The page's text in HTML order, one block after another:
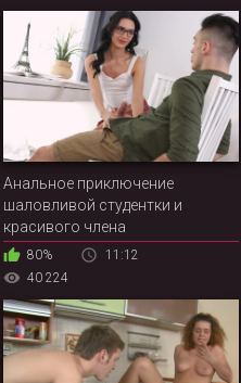
Анальное приключение
шаловливой студентки и
красивого члена
80%
11:12
40 224